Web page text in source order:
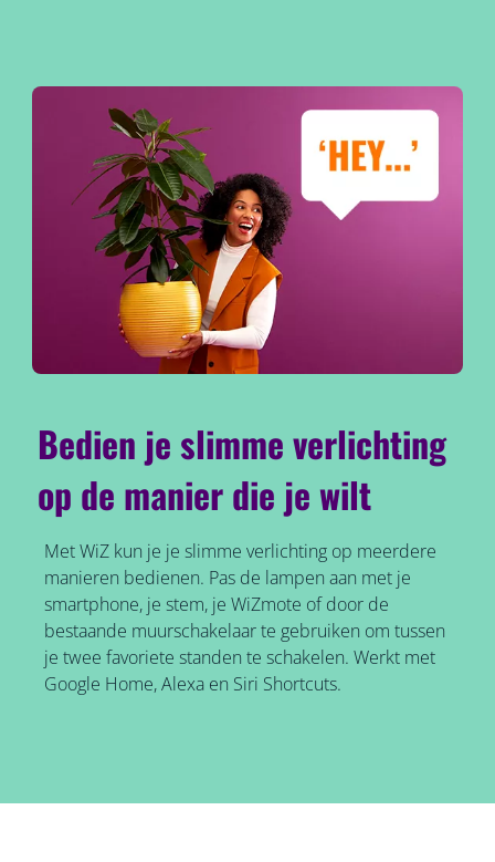
Bedien je slimme verlichting
op de manier die je wilt
Met WiZ kun je je slimme verlichting op meerdere
manieren bedienen. Pas de lampen aan met je
smartphone, je stem, je WiZmote of door de
bestaande muurschakelaar te gebruiken om tussen
je twee favoriete standen te schakelen. Werkt met
Google Home, Alexa en Siri Shortcuts.